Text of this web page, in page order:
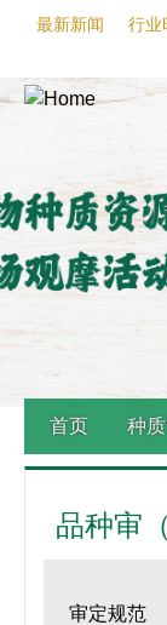
最新新闻 行业
首页 种
品种审
审定规范